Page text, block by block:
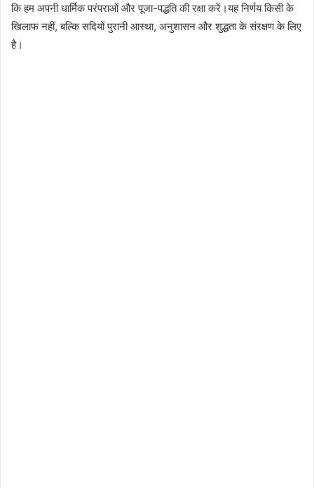
कि हम अपनी धार्मिक परंपराओं और पूजा-पद्धति की रक्षा करें।यह निर्णय किसी के
खिलाफ नहीं, बल्कि सदियों पुरानी आस्था, अनुशासन और शुद्धता के संरक्षण के लिए
है।